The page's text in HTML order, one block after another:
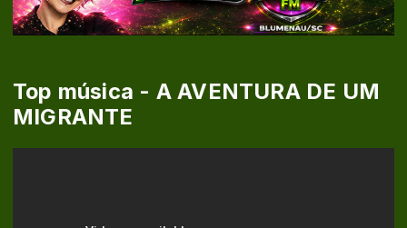
Top música - A AVENTURA DE UM
MIGRANTE